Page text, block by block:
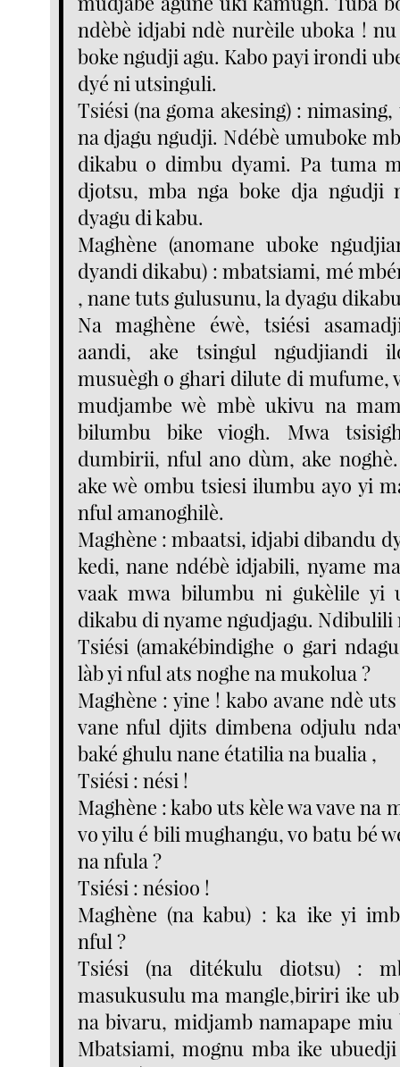
ndèbè idjabi ndè nurèile uboka !
boke ngudji agu. Kabo payi irondi
dyé ni utsinguli.
Tsiési (na goma akesing) :
na djagu ngudji. Ndébè umuboke
dikabu o dimbu dyami. Pa tuma
djotsu, mba nga boke dja ngudji
dyagu di kabu.
Maghène (anomane uboke
dyandi dikabu) : mbatsiami, mé
, nane tuts gulusunu, la dyagu
Na maghène éwè, tsiési
aandi, ake tsingul ngudjiandi
musuègh o ghari dilute di mufume,
mudjambe wè mbè ukivu na
bilumbu bike viogh. Mwa
dumbirii, nful ano dùm, ake
ake wè ombu tsiesi ilumbu ayo yi
nful amanoghilè.
Maghène : mbaatsi, idjabi dibandu
kedi, nane ndébè idjabili, nyame
vaak mwa bilumbu ni gukèlile yi
dikabu di nyame ngudjagu. Ndibulili
Tsiési (amakébindighe o gari
làb yi nful ats noghe na mukolua ?
Maghène : yine ! kabo avane ndè
vane nful djits dimbena odjulu
baké ghulu nane étatilia na bualia ,
Tsiési : nési !
Maghène : kabo uts kèle wa vave na
vo yilu é bili mughangu, vo batu bé
na nfula ?
Tsiési : nésioo !
Maghène (na kabu) : ka ike yi
nful ?
Tsiési (na ditékulu diotsu) :
masukusulu ma mangle,biriri ike
na bivaru, midjamb namapape miu
Mbatsiami, mognu mba ike